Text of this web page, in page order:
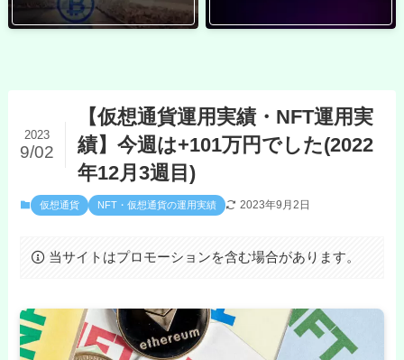
【仮想通貨運用実績・NFT運用実
績】今週は+101万円でした(2022
年12月3週目)
2023
9/02
仮想通貨 NFT・仮想通貨の運用実績 2023年9月2日
当サイトはプロモーションを含む場合があります。